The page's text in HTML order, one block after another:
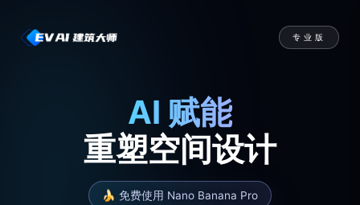
专业版
AI 赋能
重塑空间设计
🍌 免费使用 Nano Banana Pro